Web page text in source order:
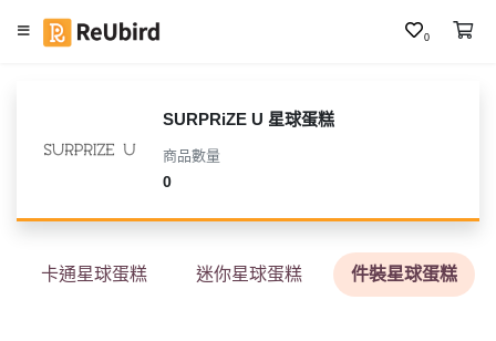
0
SURPRiZE U 星球蛋糕
商品數量
0
卡通星球蛋糕 迷你星球蛋糕 件裝星球蛋糕